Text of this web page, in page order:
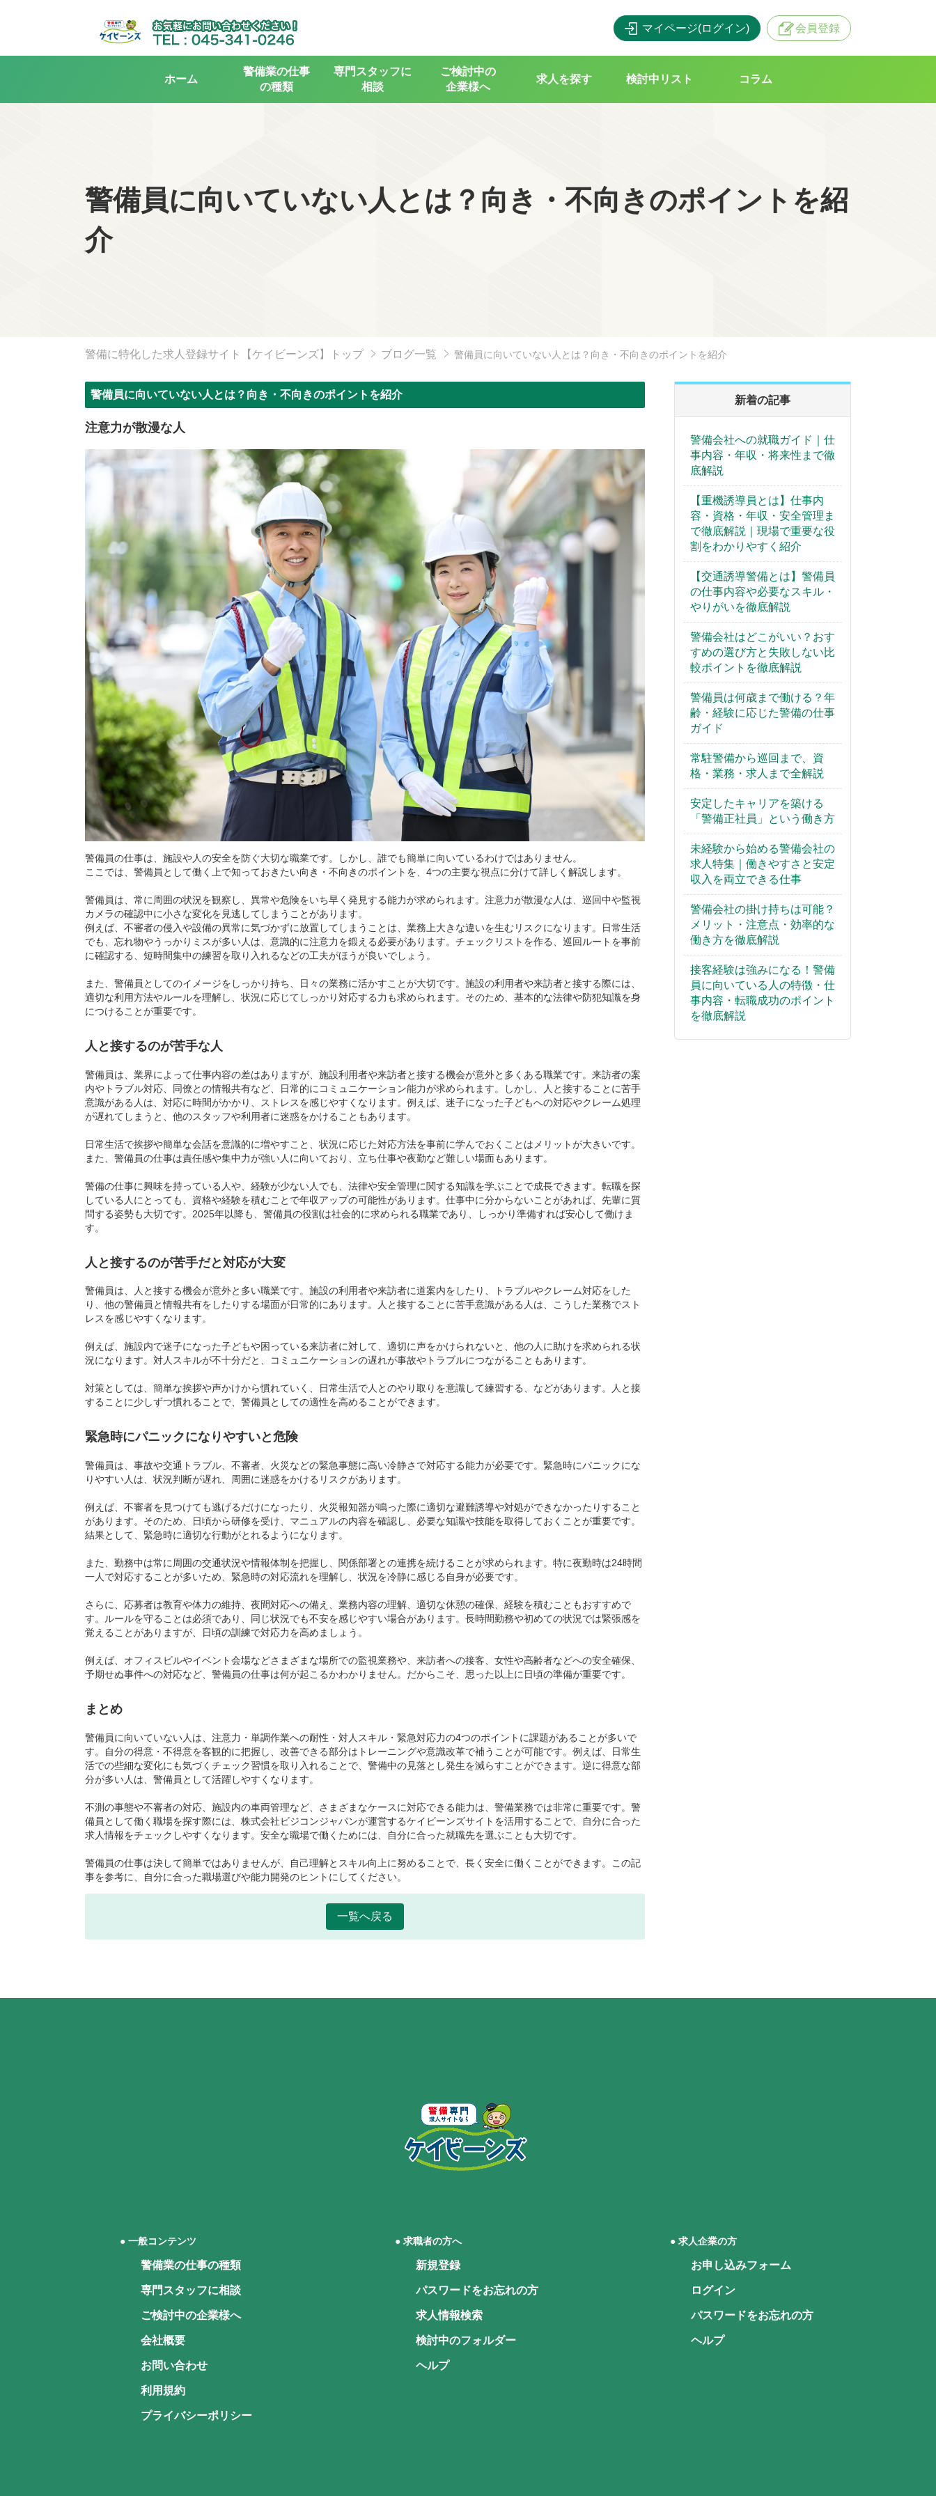
マイページ(ログイン) 会員登録
ホーム
警備業の仕事
の種類
専門スタッフに
相談
ご検討中の
企業様へ
求人を探す 検討中リスト コラム
警備員に向いていない人とは？向き・不向きのポイントを紹
介
警備に特化した求人登録サイト【ケイビーンズ】トップ ブログ一覧 警備員に向いていない人とは？向き・不向きのポイントを紹介
警備員に向いていない人とは？向き・不向きのポイントを紹介
注意力が散漫な人
警備員の仕事は、施設や人の安全を防ぐ大切な職業です。しかし、誰でも簡単に向いているわけではありません。
ここでは、警備員として働く上で知っておきたい向き・不向きのポイントを、4つの主要な視点に分けて詳しく解説します。
警備員は、常に周囲の状況を観察し、異常や危険をいち早く発見する能力が求められます。注意力が散漫な人は、巡回中や監視
カメラの確認中に小さな変化を見逃してしまうことがあります。
例えば、不審者の侵入や設備の異常に気づかずに放置してしまうことは、業務上大きな違いを生むリスクになります。日常生活
でも、忘れ物やうっかりミスが多い人は、意識的に注意力を鍛える必要があります。チェックリストを作る、巡回ルートを事前
に確認する、短時間集中の練習を取り入れるなどの工夫がほうが良いでしょう。
また、警備員としてのイメージをしっかり持ち、日々の業務に活かすことが大切です。施設の利用者や来訪者と接する際には、
適切な利用方法やルールを理解し、状況に応じてしっかり対応する力も求められます。そのため、基本的な法律や防犯知識を身
につけることが重要です。
人と接するのが苦手な人
警備員は、業界によって仕事内容の差はありますが、施設利用者や来訪者と接する機会が意外と多くある職業です。来訪者の案
内やトラブル対応、同僚との情報共有など、日常的にコミュニケーション能力が求められます。しかし、人と接することに苦手
意識がある人は、対応に時間がかかり、ストレスを感じやすくなります。例えば、迷子になった子どもへの対応やクレーム処理
が遅れてしまうと、他のスタッフや利用者に迷惑をかけることもあります。
日常生活で挨拶や簡単な会話を意識的に増やすこと、状況に応じた対応方法を事前に学んでおくことはメリットが大きいです。
また、警備員の仕事は責任感や集中力が強い人に向いており、立ち仕事や夜勤など難しい場面もあります。
警備の仕事に興味を持っている人や、経験が少ない人でも、法律や安全管理に関する知識を学ぶことで成長できます。転職を探
している人にとっても、資格や経験を積むことで年収アップの可能性があります。仕事中に分からないことがあれば、先輩に質
問する姿勢も大切です。2025年以降も、警備員の役割は社会的に求められる職業であり、しっかり準備すれば安心して働けま
す。
人と接するのが苦手だと対応が大変
警備員は、人と接する機会が意外と多い職業です。施設の利用者や来訪者に道案内をしたり、トラブルやクレーム対応をした
り、他の警備員と情報共有をしたりする場面が日常的にあります。人と接することに苦手意識がある人は、こうした業務でスト
レスを感じやすくなります。
例えば、施設内で迷子になった子どもや困っている来訪者に対して、適切に声をかけられないと、他の人に助けを求められる状
況になります。対人スキルが不十分だと、コミュニケーションの遅れが事故やトラブルにつながることもあります。
対策としては、簡単な挨拶や声かけから慣れていく、日常生活で人とのやり取りを意識して練習する、などがあります。人と接
することに少しずつ慣れることで、警備員としての適性を高めることができます。
緊急時にパニックになりやすいと危険
警備員は、事故や交通トラブル、不審者、火災などの緊急事態に高い冷静さで対応する能力が必要です。緊急時にパニックにな
りやすい人は、状況判断が遅れ、周囲に迷惑をかけるリスクがあります。
例えば、不審者を見つけても逃げるだけになったり、火災報知器が鳴った際に適切な避難誘導や対処ができなかったりすること
があります。そのため、日頃から研修を受け、マニュアルの内容を確認し、必要な知識や技能を取得しておくことが重要です。
結果として、緊急時に適切な行動がとれるようになります。
また、勤務中は常に周囲の交通状況や情報体制を把握し、関係部署との連携を続けることが求められます。特に夜勤時は24時間
一人で対応することが多いため、緊急時の対応流れを理解し、状況を冷静に感じる自身が必要です。
さらに、応募者は教育や体力の維持、夜間対応への備え、業務内容の理解、適切な休憩の確保、経験を積むこともおすすめで
す。ルールを守ることは必須であり、同じ状況でも不安を感じやすい場合があります。長時間勤務や初めての状況では緊張感を
覚えることがありますが、日頃の訓練で対応力を高めましょう。
例えば、オフィスビルやイベント会場などさまざまな場所での監視業務や、来訪者への接客、女性や高齢者などへの安全確保、
予期せぬ事件への対応など、警備員の仕事は何が起こるかわかりません。だからこそ、思った以上に日頃の準備が重要です。
まとめ
警備員に向いていない人は、注意力・単調作業への耐性・対人スキル・緊急対応力の4つのポイントに課題があることが多いで
す。自分の得意・不得意を客観的に把握し、改善できる部分はトレーニングや意識改革で補うことが可能です。例えば、日常生
活での些細な変化にも気づくチェック習慣を取り入れることで、警備中の見落とし発生を減らすことができます。逆に得意な部
分が多い人は、警備員として活躍しやすくなります。
不測の事態や不審者の対応、施設内の車両管理など、さまざまなケースに対応できる能力は、警備業務では非常に重要です。警
備員として働く職場を探す際には、株式会社ビジコンジャパンが運営するケイビーンズサイトを活用することで、自分に合った
求人情報をチェックしやすくなります。安全な職場で働くためには、自分に合った就職先を選ぶことも大切です。
警備員の仕事は決して簡単ではありませんが、自己理解とスキル向上に努めることで、長く安全に働くことができます。この記
事を参考に、自分に合った職場選びや能力開発のヒントにしてください。
一覧へ戻る
新着の記事
警備会社への就職ガイド｜仕
事内容・年収・将来性まで徹
底解説
【重機誘導員とは】仕事内
容・資格・年収・安全管理ま
で徹底解説｜現場で重要な役
割をわかりやすく紹介
【交通誘導警備とは】警備員
の仕事内容や必要なスキル・
やりがいを徹底解説
警備会社はどこがいい？おす
すめの選び方と失敗しない比
較ポイントを徹底解説
警備員は何歳まで働ける？年
齢・経験に応じた警備の仕事
ガイド
常駐警備から巡回まで、資
格・業務・求人まで全解説
安定したキャリアを築ける
「警備正社員」という働き方
未経験から始める警備会社の
求人特集｜働きやすさと安定
収入を両立できる仕事
警備会社の掛け持ちは可能？
メリット・注意点・効率的な
働き方を徹底解説
接客経験は強みになる！警備
員に向いている人の特徴・仕
事内容・転職成功のポイント
を徹底解説
● 一般コンテンツ
警備業の仕事の種類
専門スタッフに相談
ご検討中の企業様へ
会社概要
お問い合わせ
利用規約
プライバシーポリシー
● 求職者の方へ
新規登録
パスワードをお忘れの方
求人情報検索
検討中のフォルダー
ヘルプ
● 求人企業の方
お申し込みフォーム
ログイン
パスワードをお忘れの方
ヘルプ